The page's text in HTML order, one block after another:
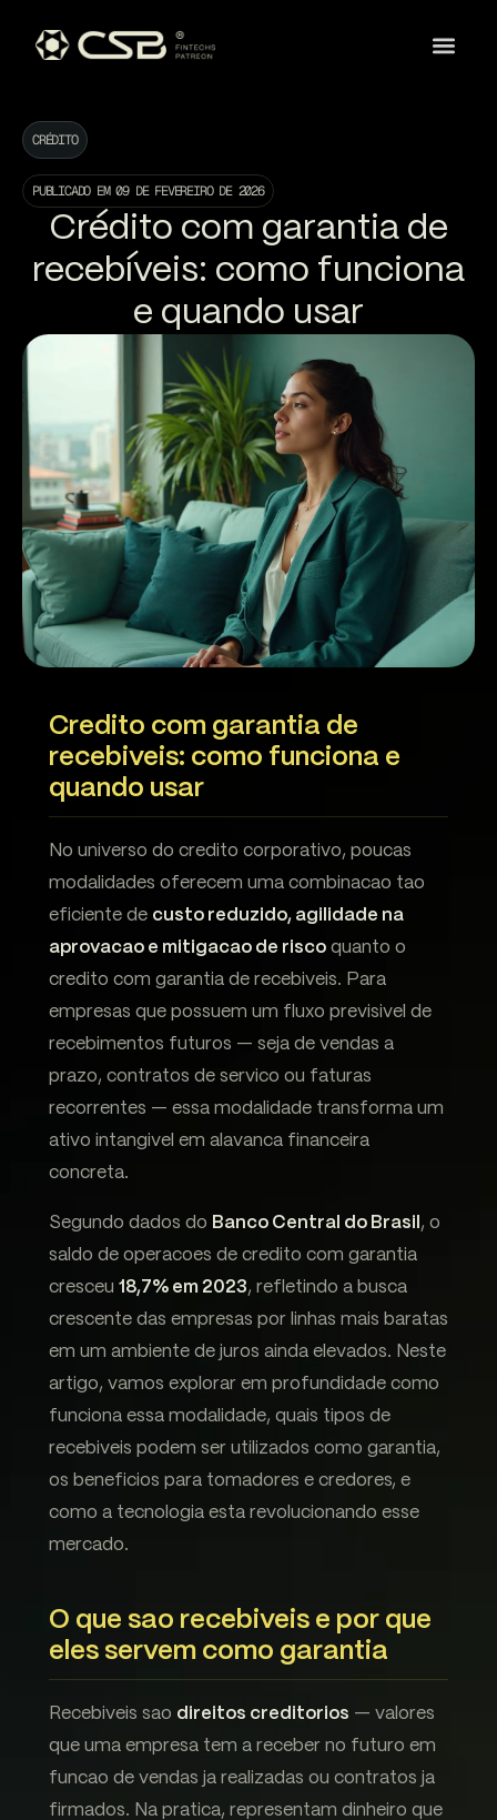
CRÉDITO
PUBLICADO EM 09 DE FEVEREIRO DE 2026
Crédito com garantia de
recebíveis: como funciona
e quando usar
Credito com garantia de
recebiveis: como funciona e
quando usar
No universo do credito corporativo, poucas
modalidades oferecem uma combinacao tao
eficiente de custo reduzido, agilidade na
aprovacao e mitigacao de risco quanto o
credito com garantia de recebiveis. Para
empresas que possuem um fluxo previsivel de
recebimentos futuros — seja de vendas a
prazo, contratos de servico ou faturas
recorrentes — essa modalidade transforma um
ativo intangivel em alavanca financeira
concreta.
Segundo dados do Banco Central do Brasil , o
saldo de operacoes de credito com garantia
cresceu 18,7% em 2023, refletindo a busca
crescente das empresas por linhas mais baratas
em um ambiente de juros ainda elevados. Neste
artigo, vamos explorar em profundidade como
funciona essa modalidade, quais tipos de
recebiveis podem ser utilizados como garantia,
os beneficios para tomadores e credores, e
como a tecnologia esta revolucionando esse
mercado.
O que sao recebiveis e por que
eles servem como garantia
Recebiveis sao direitos creditorios — valores
que uma empresa tem a receber no futuro em
funcao de vendas ja realizadas ou contratos ja
firmados. Na pratica, representam dinheiro que